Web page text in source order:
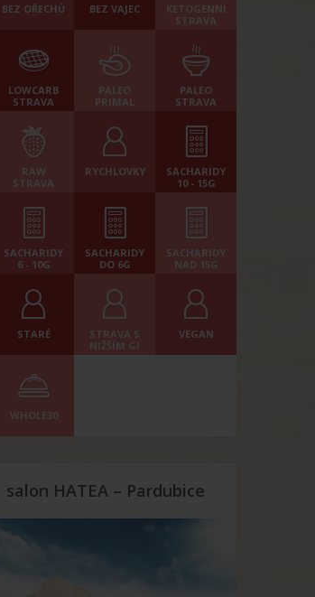
BEZ OŘECHŮ BEZ VAJEC
KETOGENNÍ
STRAVA
LOWCARB
STRAVA
PALEO
PRIMAL
PALEO
STRAVA
RAW
STRAVA
RYCHLOVKY
SACHARIDY
10 - 15G
SACHARIDY
6 - 10G
SACHARIDY
DO 6G
SACHARIDY
NAD 15G
STARÉ
STRAVA S
NIŽŠÍM GI
VEGAN
WHOLE30
salon HATEA – Pardubice